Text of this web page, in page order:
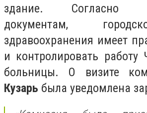
здание. Согласно
документам,
здравоохранения имеет
и контролировать работу
больницы. О визите
Кузарь была уведомлена